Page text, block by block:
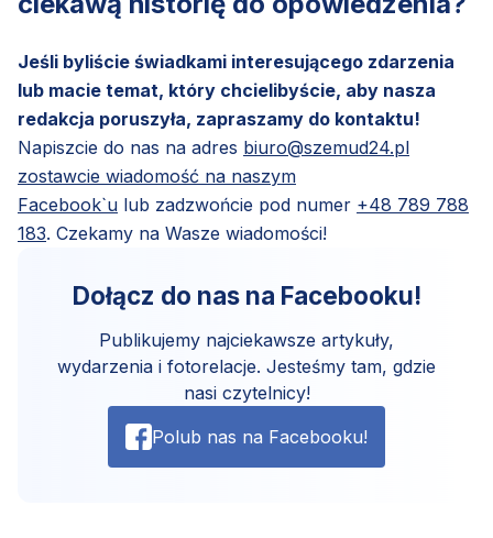
Jeśli byliście świadkami interesującego zdarzenia
lub macie temat, który chcielibyście, aby nasza
redakcja poruszyła, zapraszamy do kontaktu!
Napiszcie do nas na adres biuro@szemud24.pl
zostawcie wiadomość na naszym
Facebook`u lub zadzwońcie pod numer +48 789 788
183. Czekamy na Wasze wiadomości!
Dołącz do nas na Facebooku!
Publikujemy najciekawsze artykuły,
wydarzenia i fotorelacje. Jesteśmy tam, gdzie
nasi czytelnicy!
Polub nas na Facebooku!